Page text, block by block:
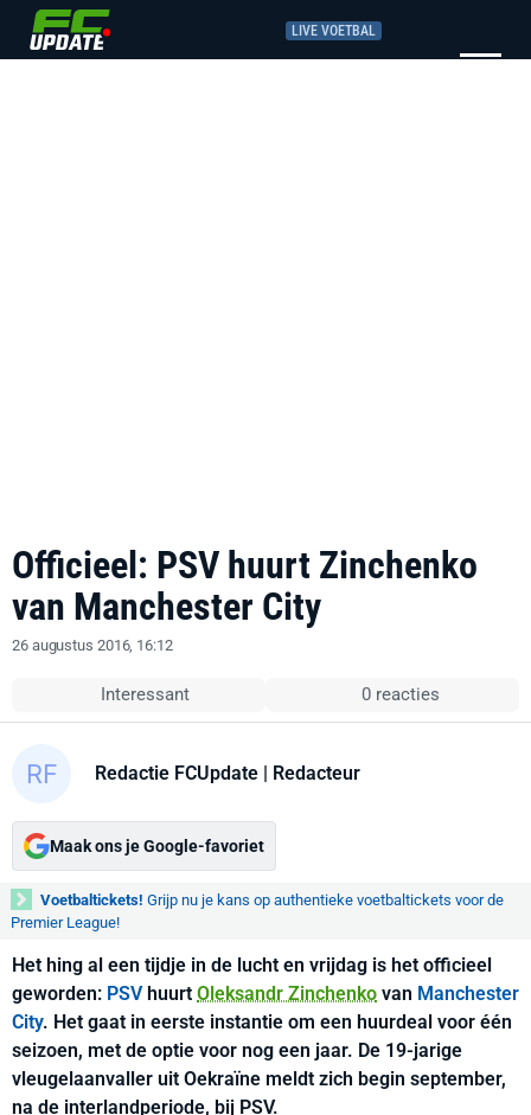
LIVE VOETBAL
Officieel: PSV huurt Zinchenko
van Manchester City
26 augustus 2016, 16:12
Interessant 0 reacties
Redactie FCUpdate | Redacteur
Maak ons je Google-favoriet
Voetbaltickets! Grijp nu je kans op authentieke voetbaltickets voor de
Premier League!
Het hing al een tijdje in de lucht en vrijdag is het officieel
geworden: PSVhuurt Oleksandr Zinchenko van Manchester
City. Het gaat in eerste instantie om een huurdeal voor één
seizoen, met de optie voor nog een jaar. De 19-jarige
vleugelaanvaller uit Oekraïne meldt zich begin september,
na de interlandperiode, bij PSV.